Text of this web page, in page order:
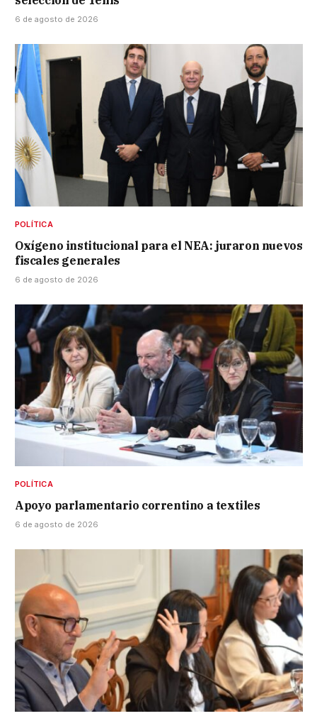
6 de agosto de 2026
POLÍTICA
Oxígeno institucional para el NEA: juraron nuevos
fiscales generales
6 de agosto de 2026
POLÍTICA
Apoyo parlamentario correntino a textiles
6 de agosto de 2026